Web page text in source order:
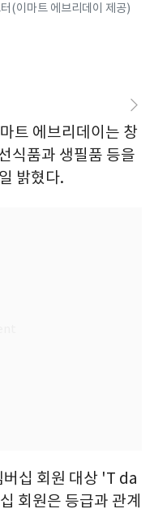
(이마트 에브리데이 제공)
트 에브리데이는 창
식품과 생필품 등을
밝혔다.
십 회원 대상 'T da
회원은 등급과 관계